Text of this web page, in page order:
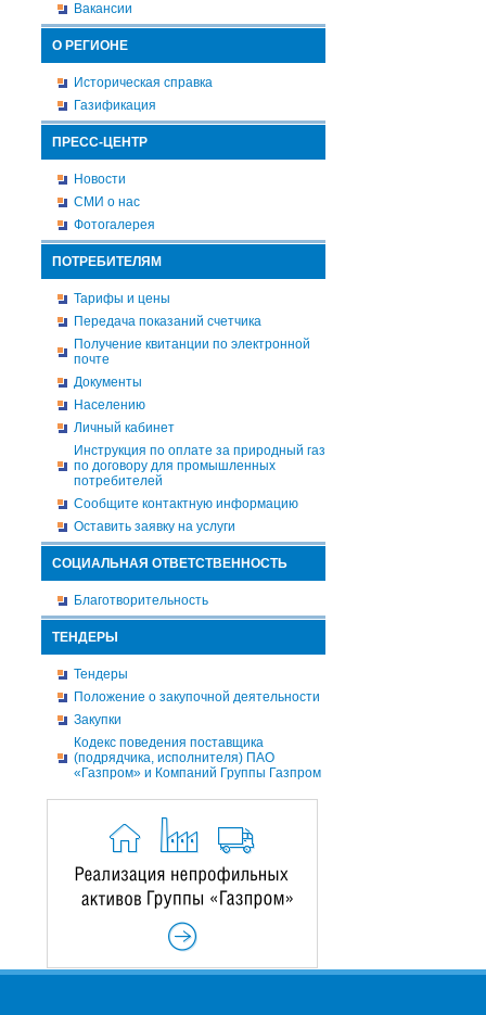
Вакансии
О РЕГИОНЕ
Историческая справка
Газификация
ПРЕСС-ЦЕНТР
Новости
СМИ о нас
Фотогалерея
ПОТРЕБИТЕЛЯМ
Тарифы и цены
Передача показаний счетчика
Получение квитанции по электронной
почте
Документы
Населению
Личный кабинет
Инструкция по оплате за природный газ
по договору для промышленных
потребителей
Сообщите контактную информацию
Оставить заявку на услуги
СОЦИАЛЬНАЯ ОТВЕТСТВЕННОСТЬ
Благотворительность
ТЕНДЕРЫ
Тендеры
Положение о закупочной деятельности
Закупки
Кодекс поведения поставщика
(подрядчика, исполнителя) ПАО
«Газпром» и Компаний Группы Газпром